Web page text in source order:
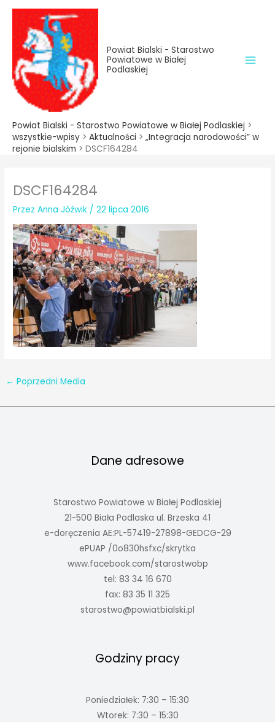
treści
Przejdź
treści
Powiat Bialski - Starostwo
Powiatowe w Białej
Podlaskiej
Powiat Bialski - Starostwo Powiatowe w Białej Podlaskiej >
wszystkie-wpisy > Aktualności > „Integracja narodowości” w
rejonie bialskim > DSCF164284
DSCF164284
PrzezAnna Jóźwik /22 lipca 2016
← Poprzedni Media
Dane adresowe
Starostwo Powiatowe w Białej Podlaskiej
21-500 Biała Podlaska ul. Brzeska 41
e-doręczenia AE:PL-57419-27898-GEDCG-29
ePUAP /0o830hsfxc/skrytka
www.facebook.com/starostwobp
tel: 83 34 16 670
fax: 83 35 11 325
starostwo@powiatbialski.pl
Godziny pracy
Poniedziałek: 7:30 – 15:30
Wtorek: 7:30 – 15:30